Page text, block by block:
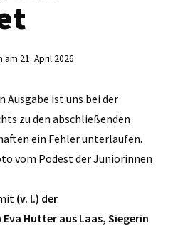
am 21. April 2026
Ausgabe ist uns bei der
zu den abschließenden
ein Fehler unterlaufen.
vom Podest der Juniorinnen
(v. l.) der
Hutter aus Laas, Siegerin